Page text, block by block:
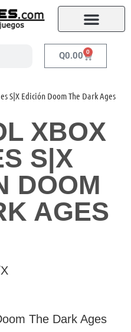
Q0.00 0
S|X Edición Doom The Dark Ages
XBOX
S|X
DOOM
AGES
The Dark Ages